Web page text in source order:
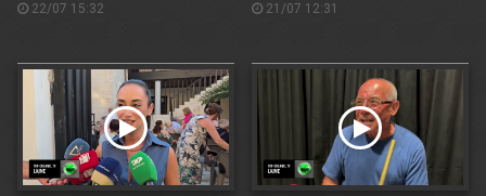
22/07 15:32 21/07 12:31